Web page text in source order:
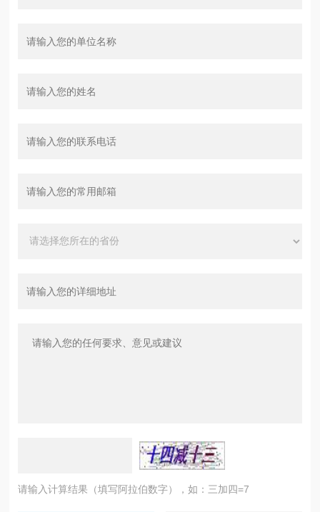
请输入计算结果（填写阿拉伯数字），如：三加四=7